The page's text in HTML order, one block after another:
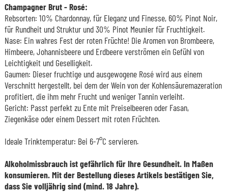
Champagner Brut - Rosé:
Rebsorten: 10% Chardonnay, für Eleganz und Finesse, 60% Pinot Noir,
für Rundheit und Struktur und 30% Pinot Meunier für Fruchtigkeit.
Nase: Ein wahres Fest der roten Früchte! Die Aromen von Brombeere,
Himbeere, Johannisbeere und Erdbeere verströmen ein Gefühl von
Leichtigkeit und Geselligkeit.
Gaumen: Dieser fruchtige und ausgewogene Rosé wird aus einem
Verschnitt hergestellt, bei dem der Wein von der Kohlensäuremazeration
profitiert, die ihm mehr Frucht und weniger Tannin verleiht.
Gericht: Passt perfekt zu Ente mit Preiselbeeren oder Fasan,
Ziegenkäse oder einem Dessert mit roten Früchten.
Ideale Trinktemperatur: Bei 6-7°C servieren.
Alkoholmissbrauch ist gefährlich für Ihre Gesundheit. In Maßen
konsumieren. Mit der Bestellung dieses Artikels bestätigen Sie,
dass Sie volljährig sind (mind. 18 Jahre).